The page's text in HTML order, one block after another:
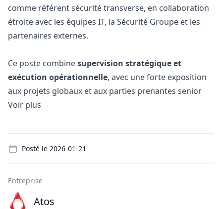
comme référent sécurité transverse, en collaboration
étroite avec les équipes IT, la Sécurité Groupe et les
partenaires externes.
Ce poste combinesupervision stratégique et
exécution opérationnelle, avec une forte exposition
aux projets globaux et aux parties prenantes senior
Voir plus
Posté le 2026-01-21
Entreprise
Atos